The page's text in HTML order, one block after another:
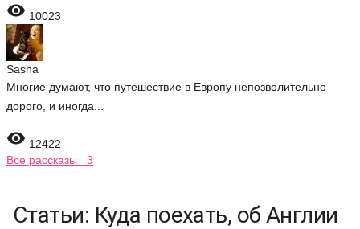
 10023
Sasha
Многие думают, что путешествие в Европу непозволительно
дорого, и иногда...
 12422
Все рассказы 3
Статьи: Куда поехать, об Англии